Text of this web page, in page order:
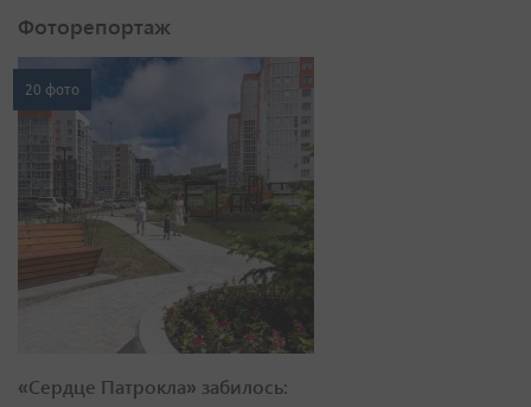
Фоторепортаж
20 фото
«Сердце Патрокла» забилось: